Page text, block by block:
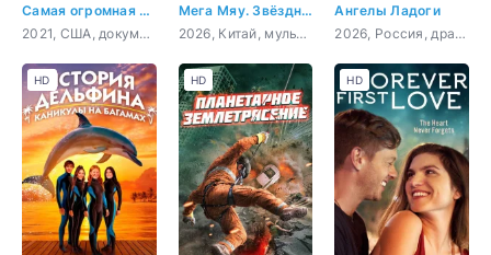
Самая огромная акула-бык
2021, США, документальный
Мега Мяу. Звёздный дозор
2026, Китай, мультфильм, детский, приключения, фантастика
Ангелы Ладоги
2026, Россия, драма, история, военный
HD HD HD